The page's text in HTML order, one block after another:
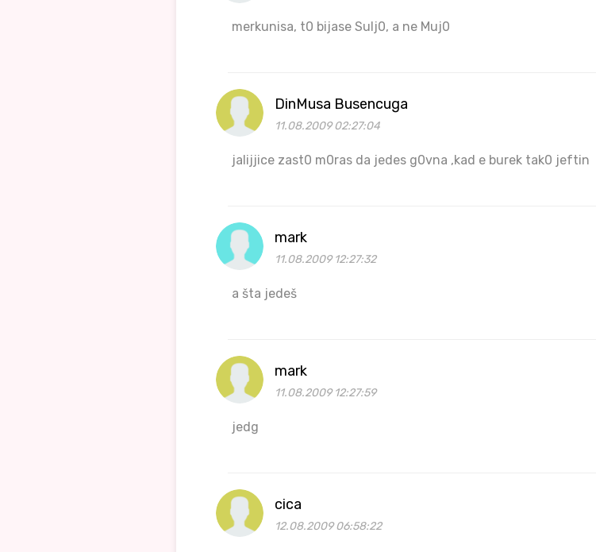
merkunisa, t0 bijase Sulj0, a ne Muj0
DinMusa Busencuga
11.08.2009 02:27:04
jalijjice zast0 m0ras da jedes g0vna ,kad e burek tak0 jeftin
mark
11.08.2009 12:27:32
a šta jedeš
mark
11.08.2009 12:27:59
jedg
cica
12.08.2009 06:58:22